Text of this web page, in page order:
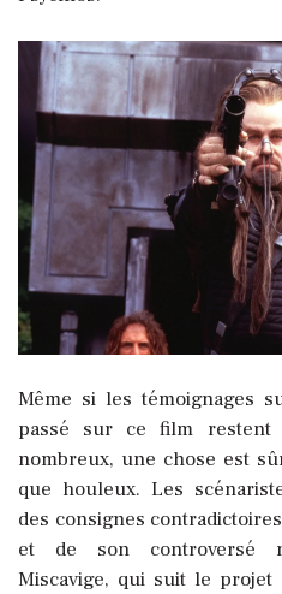
Même si les témoignages
passé sur ce film
nombreux, une chose est
que houleux. Les
des consignes
et de son controversé
Miscavige, qui suit le